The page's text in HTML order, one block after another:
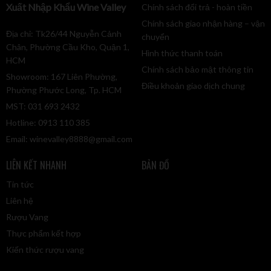
Xuất Nhập Khẩu Wine Valley
Địa chỉ: Tk26/44 Nguyễn Cảnh
Chân, Phường Cầu Kho, Quận 1,
HCM
Showroom: 167 Liên Phường,
Phường Phước Long, Tp. HCM
MST: 031 693 2432
Hotline: 0913 110 385
Email: winevalley8888@gmail.com
Chính sách đổi trả - hoàn tiền
Chính sách giao nhận hàng – vận
chuyển
Hình thức thanh toán
Chính sách bảo mật thông tin
Điều khoản giao dịch chung
LIÊN KẾT NHANH
Tin tức
Liên hệ
Rượu Vang
Thực phẩm kết hợp
Kiến thức rượu vang
BẢN ĐỒ